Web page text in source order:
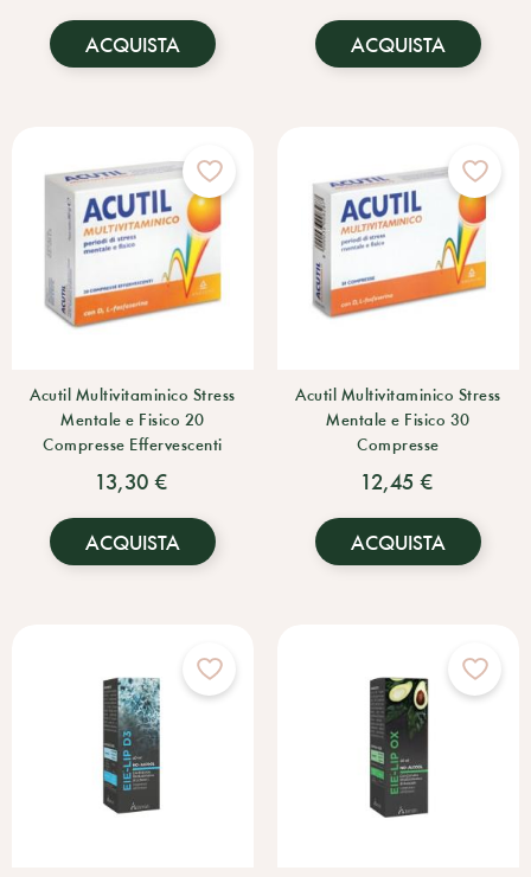
ACQUISTA ACQUISTA
Acutil Multivitaminico Stress
Mentale e Fisico 20
Compresse Effervescenti
13,30 €
ACQUISTA
Acutil Multivitaminico Stress
Mentale e Fisico 30
Compresse
12,45 €
ACQUISTA